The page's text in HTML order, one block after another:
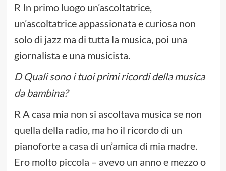
R In primo luogo un’ascoltatrice,
un’ascoltatrice appassionata e curiosa non
solo di jazz ma di tutta la musica, poi una
giornalista e una musicista.
D Quali sono i tuoi primi ricordi della musica
da bambina?
R A casa mia non si ascoltava musica se non
quella della radio, ma ho il ricordo di un
pianoforte a casa di un’amica di mia madre.
Ero molto piccola – avevo un anno e mezzo o